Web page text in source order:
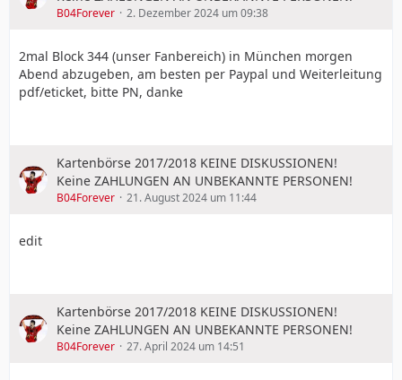
B04Forever 2. Dezember 2024 um 09:38
2mal Block 344 (unser Fanbereich) in München morgen
Abend abzugeben, am besten per Paypal und Weiterleitung
pdf/eticket, bitte PN, danke
Kartenbörse 2017/2018 KEINE DISKUSSIONEN!
Keine ZAHLUNGEN AN UNBEKANNTE PERSONEN!
B04Forever 21. August 2024 um 11:44
edit
Kartenbörse 2017/2018 KEINE DISKUSSIONEN!
Keine ZAHLUNGEN AN UNBEKANNTE PERSONEN!
B04Forever 27. April 2024 um 14:51